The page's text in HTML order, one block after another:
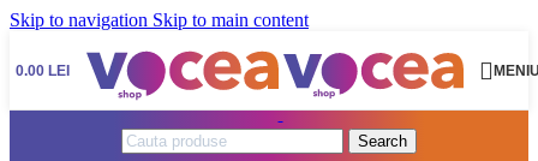
Skip to navigation Skip to main content
0.00 LEI
Search